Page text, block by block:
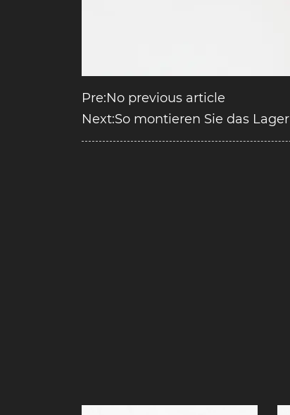
Pre:No previous article
Next:So montieren Sie das Lager